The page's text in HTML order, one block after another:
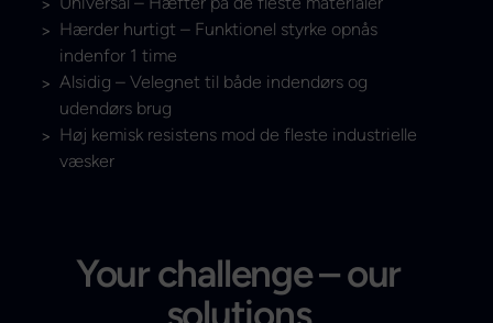
Hærder hurtigt – Funktionel styrke opnås
indenfor 1 time
Alsidig – Velegnet til både indendørs og
udendørs brug
Høj kemisk resistens mod de fleste industrielle
væsker
Your challenge – our